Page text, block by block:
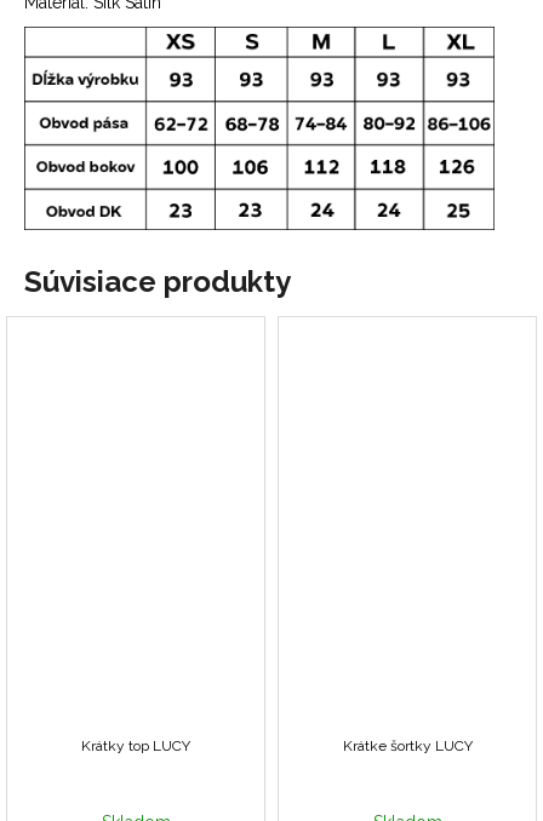
Súvisiace produkty
Krátky top LUCY Krátke šortky LUCY